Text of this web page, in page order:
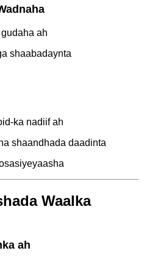
ah
shaabadaynta
ka nadiif ah
shaandhada daadinta
Waalka
ah